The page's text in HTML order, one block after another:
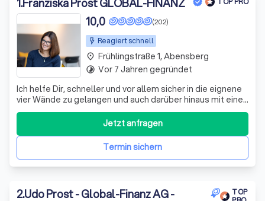
Reagiert schnell
(202)
10,0
Ich helfe Dir, schneller und vor allem sicher in die eignene
vier Wände zu gelangen und auch darüber hinaus mit einer
DIN Analyse alle Finanzen im Griff zu haben!
Termin sichern
Jetzt anfragen
place Frühlingstraße 1, Abensberg
timelapse Vor 7 Jahren gegründet
2.Udo Prost - Global-Finanz AG -
TOP